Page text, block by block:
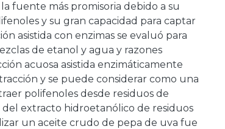
fuente más promisoria debido a su
y su gran capacidad para captar
asistida con enzimas se evaluó para
de etanol y agua y razones
acuosa asistida enzimáticamente
y se puede considerar como una
polifenoles desde residuos de
del extracto hidroetanólico de residuos
un aceite crudo de pepa de uva fue